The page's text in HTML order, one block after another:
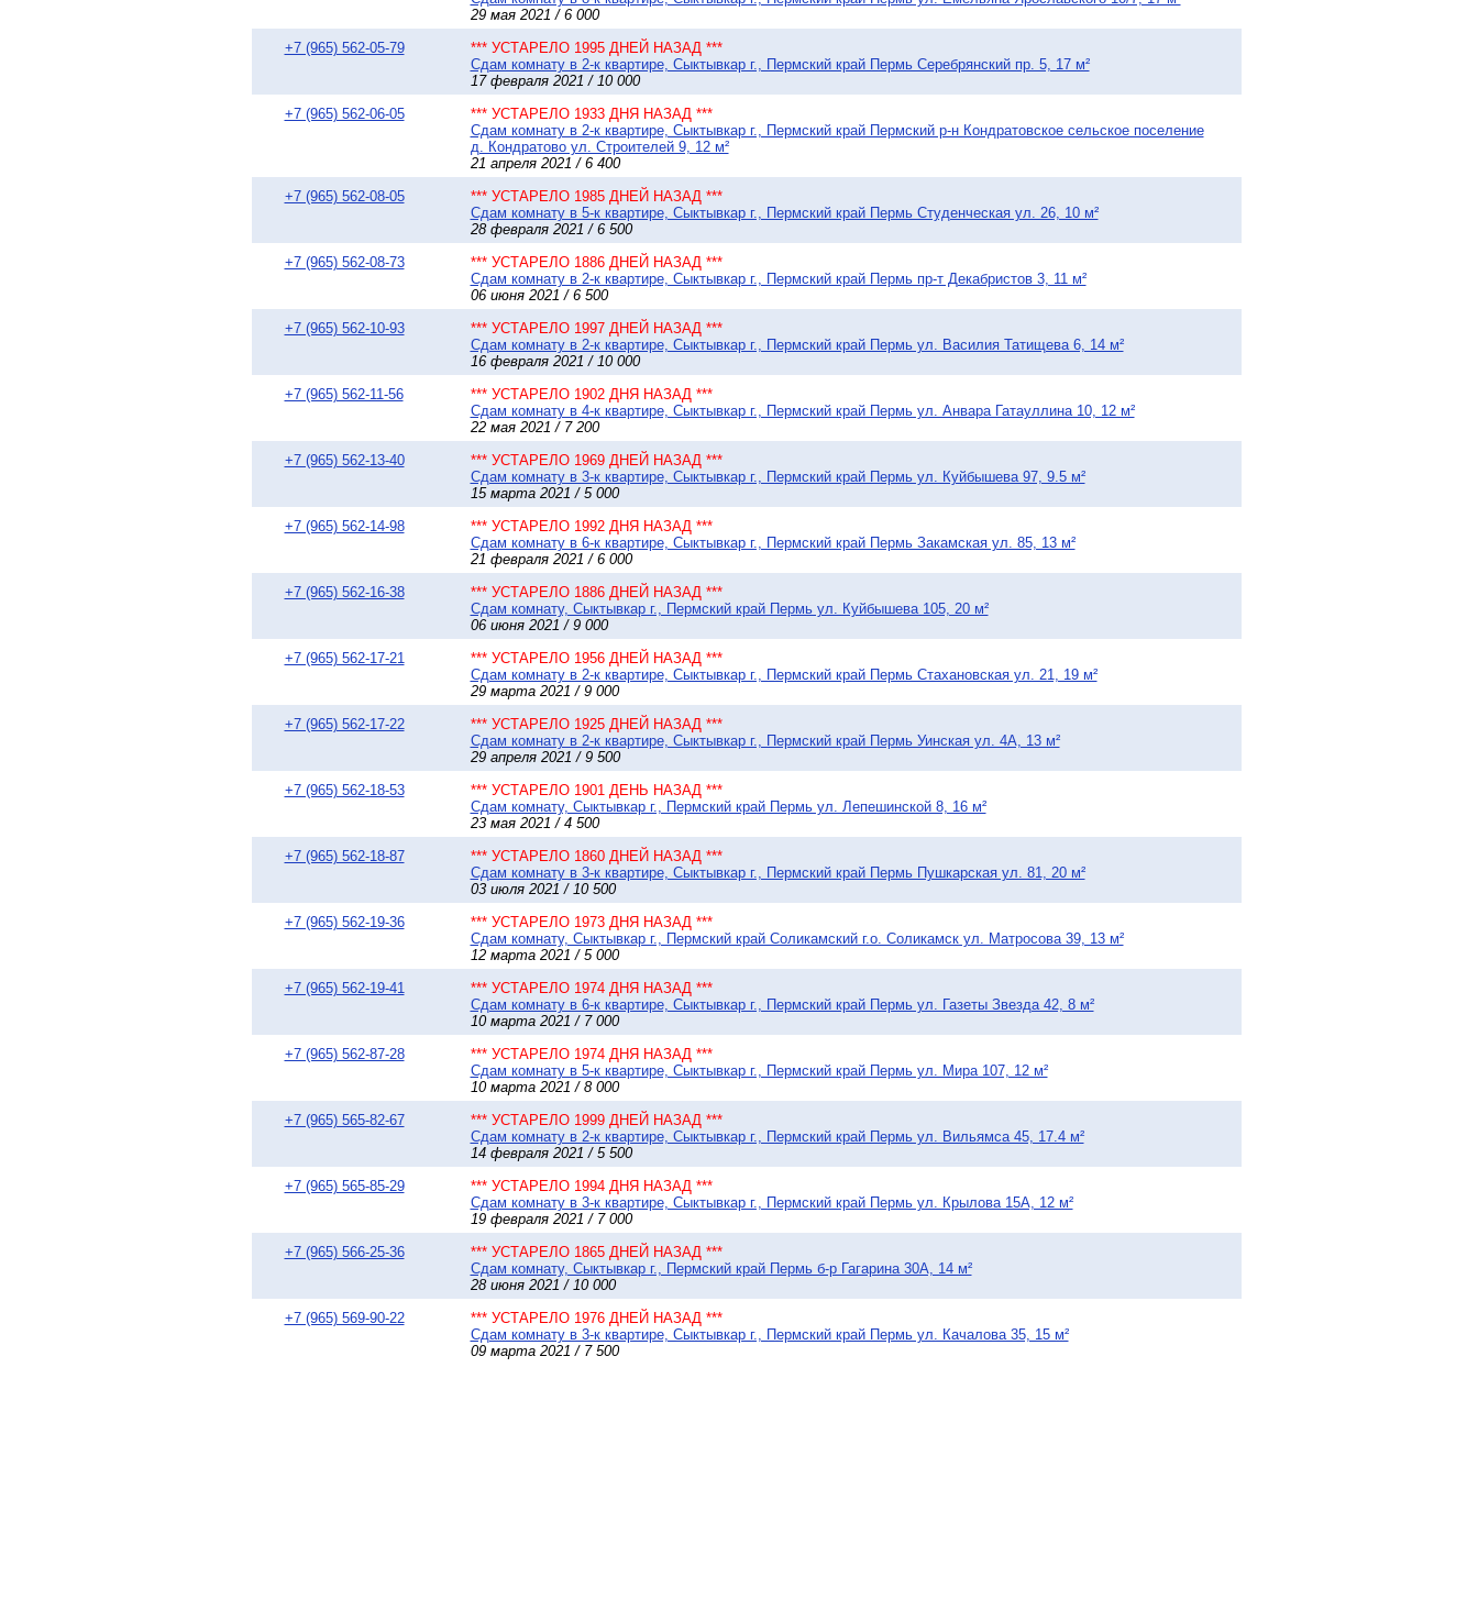
29 мая 2021 / 6 000
+7 (965) 562-05-79
*** УСТАРЕЛО 1995 ДНЕЙ НАЗАД ***
Сдам комнату в 2-к квартире, Сыктывкар г., Пермский край Пермь Серебрянский пр. 5, 17 м²
17 февраля 2021 / 10 000
+7 (965) 562-06-05
*** УСТАРЕЛО 1933 ДНЯ НАЗАД ***
Сдам комнату в 2-к квартире, Сыктывкар г., Пермский край Пермский р-н Кондратовское сельское поселение
д. Кондратово ул. Строителей 9, 12 м²
21 апреля 2021 / 6 400
+7 (965) 562-08-05
*** УСТАРЕЛО 1985 ДНЕЙ НАЗАД ***
Сдам комнату в 5-к квартире, Сыктывкар г., Пермский край Пермь Студенческая ул. 26, 10 м²
28 февраля 2021 / 6 500
+7 (965) 562-08-73
*** УСТАРЕЛО 1886 ДНЕЙ НАЗАД ***
Сдам комнату в 2-к квартире, Сыктывкар г., Пермский край Пермь пр-т Декабристов 3, 11 м²
06 июня 2021 / 6 500
+7 (965) 562-10-93
*** УСТАРЕЛО 1997 ДНЕЙ НАЗАД ***
Сдам комнату в 2-к квартире, Сыктывкар г., Пермский край Пермь ул. Василия Татищева 6, 14 м²
16 февраля 2021 / 10 000
+7 (965) 562-11-56
*** УСТАРЕЛО 1902 ДНЯ НАЗАД ***
Сдам комнату в 4-к квартире, Сыктывкар г., Пермский край Пермь ул. Анвара Гатауллина 10, 12 м²
22 мая 2021 / 7 200
+7 (965) 562-13-40
*** УСТАРЕЛО 1969 ДНЕЙ НАЗАД ***
Сдам комнату в 3-к квартире, Сыктывкар г., Пермский край Пермь ул. Куйбышева 97, 9.5 м²
15 марта 2021 / 5 000
+7 (965) 562-14-98
*** УСТАРЕЛО 1992 ДНЯ НАЗАД ***
Сдам комнату в 6-к квартире, Сыктывкар г., Пермский край Пермь Закамская ул. 85, 13 м²
21 февраля 2021 / 6 000
+7 (965) 562-16-38
*** УСТАРЕЛО 1886 ДНЕЙ НАЗАД ***
Сдам комнату, Сыктывкар г., Пермский край Пермь ул. Куйбышева 105, 20 м²
06 июня 2021 / 9 000
+7 (965) 562-17-21
*** УСТАРЕЛО 1956 ДНЕЙ НАЗАД ***
Сдам комнату в 2-к квартире, Сыктывкар г., Пермский край Пермь Стахановская ул. 21, 19 м²
29 марта 2021 / 9 000
+7 (965) 562-17-22
*** УСТАРЕЛО 1925 ДНЕЙ НАЗАД ***
Сдам комнату в 2-к квартире, Сыктывкар г., Пермский край Пермь Уинская ул. 4А, 13 м²
29 апреля 2021 / 9 500
+7 (965) 562-18-53
*** УСТАРЕЛО 1901 ДЕНЬ НАЗАД ***
Сдам комнату, Сыктывкар г., Пермский край Пермь ул. Лепешинской 8, 16 м²
23 мая 2021 / 4 500
+7 (965) 562-18-87
*** УСТАРЕЛО 1860 ДНЕЙ НАЗАД ***
Сдам комнату в 3-к квартире, Сыктывкар г., Пермский край Пермь Пушкарская ул. 81, 20 м²
03 июля 2021 / 10 500
+7 (965) 562-19-36
*** УСТАРЕЛО 1973 ДНЯ НАЗАД ***
Сдам комнату, Сыктывкар г., Пермский край Соликамский г.о. Соликамск ул. Матросова 39, 13 м²
12 марта 2021 / 5 000
+7 (965) 562-19-41
*** УСТАРЕЛО 1974 ДНЯ НАЗАД ***
Сдам комнату в 6-к квартире, Сыктывкар г., Пермский край Пермь ул. Газеты Звезда 42, 8 м²
10 марта 2021 / 7 000
+7 (965) 562-87-28
*** УСТАРЕЛО 1974 ДНЯ НАЗАД ***
Сдам комнату в 5-к квартире, Сыктывкар г., Пермский край Пермь ул. Мира 107, 12 м²
10 марта 2021 / 8 000
+7 (965) 565-82-67
*** УСТАРЕЛО 1999 ДНЕЙ НАЗАД ***
Сдам комнату в 2-к квартире, Сыктывкар г., Пермский край Пермь ул. Вильямса 45, 17.4 м²
14 февраля 2021 / 5 500
+7 (965) 565-85-29
*** УСТАРЕЛО 1994 ДНЯ НАЗАД ***
Сдам комнату в 3-к квартире, Сыктывкар г., Пермский край Пермь ул. Крылова 15А, 12 м²
19 февраля 2021 / 7 000
+7 (965) 566-25-36
*** УСТАРЕЛО 1865 ДНЕЙ НАЗАД ***
Сдам комнату, Сыктывкар г., Пермский край Пермь б-р Гагарина 30А, 14 м²
28 июня 2021 / 10 000
+7 (965) 569-90-22
*** УСТАРЕЛО 1976 ДНЕЙ НАЗАД ***
Сдам комнату в 3-к квартире, Сыктывкар г., Пермский край Пермь ул. Качалова 35, 15 м²
09 марта 2021 / 7 500